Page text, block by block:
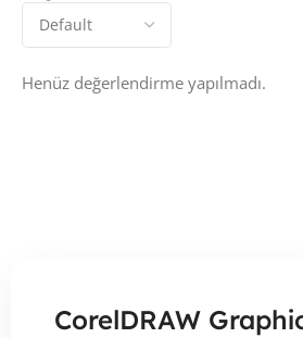
Henüz değerlendirme yapılmadı.
CorelDRAW